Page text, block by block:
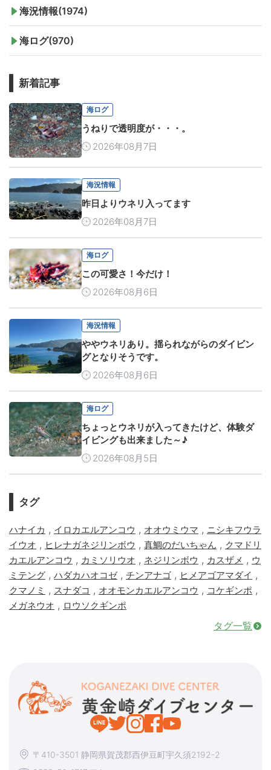
海況情報(1974)
海ログ(970)
新着記事
海ログ
うねりで透明度が・・・。
2026年08月7日
海況情報
昨日よりウネリ入ってます
2026年08月7日
海ログ
この可愛さ！今だけ！
2026年08月6日
海況情報
ややウネリあり。揺られながらのダイビン
グとなりそうです。
2026年08月6日
海ログ
ちょっとウネリが入ってきたけど、体験ダ
イビングも出来ました～♪
2026年08月5日
タグ
ハナイカ , イロカエルアンコウ , オオウミウマ , ニシキフウラ
イウオ , ヒレナガネジリンボウ , 真鯛のだいちゃん , クマドリ
カエルアンコウ , カミソリウオ , ネジリンボウ , カスザメ , ウ
ミテング , ハダカハオコゼ, チンアナゴ , ヒメアゴアマダイ ,
クマノミ , スナダコ , オオモンカエルアンコウ , コケギンポ ,
メガネウオ , ロウソクギンポ
タグ一覧
〒410-3501 静岡県賀茂郡西伊豆町宇久須2192-2